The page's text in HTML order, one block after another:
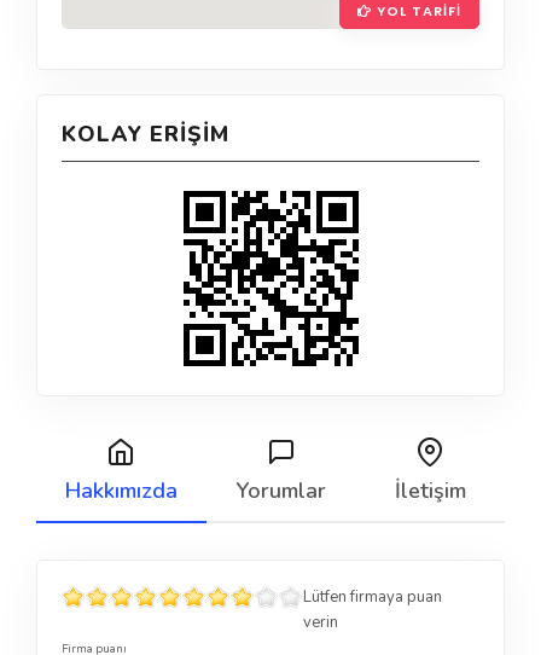
YOL TARIFI
KOLAY ERIŞIM
Hakkımızda Yorumlar İletişim
Lütfen firmaya puan
verin
Firma puanı